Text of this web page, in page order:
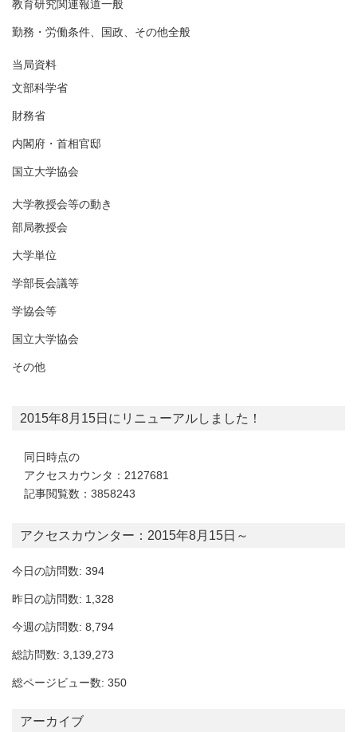
教育研究関連報道一般
勤務・労働条件、国政、その他全般
当局資料
文部科学省
財務省
内閣府・首相官邸
国立大学協会
大学教授会等の動き
部局教授会
大学単位
学部長会議等
学協会等
国立大学協会
その他
2015年8月15日にリニューアルしました！
同日時点の
アクセスカウンタ：2127681
記事閲覧数：3858243
アクセスカウンター：2015年8月15日～
今日の訪問数: 394
昨日の訪問数: 1,328
今週の訪問数: 8,794
総訪問数: 3,139,273
総ページビュー数: 350
アーカイブ